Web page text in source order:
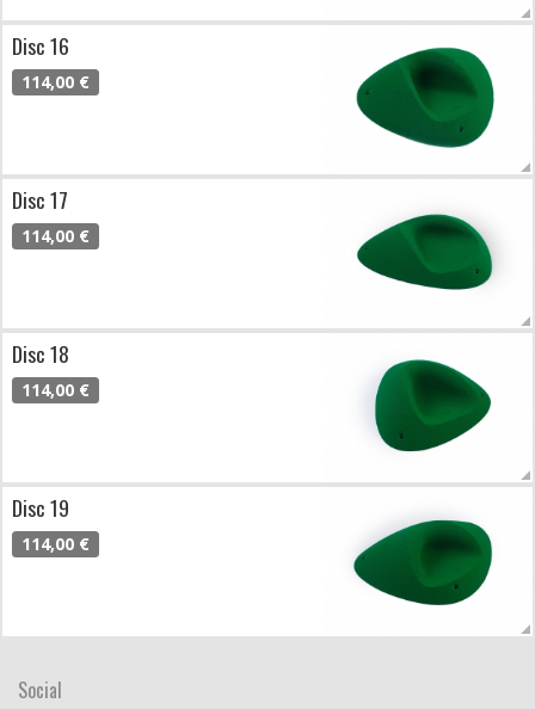
Disc 16
114,00 €
Disc 17
114,00 €
Disc 18
114,00 €
Disc 19
114,00 €
Social